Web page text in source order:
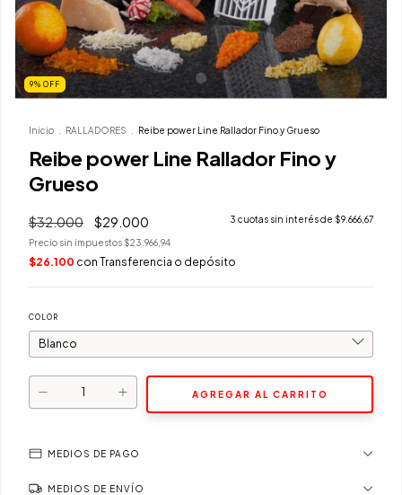
9% OFF
Inicio RALLADORES Reibe power Line Rallador Fino y Grueso
Reibe power Line Rallador Fino y
Grueso
$32.000 $29.000 3 cuotas sin interés de $9.666,67
Precio sin impuestos $23.966,94
$26.100 con Transferencia o depósito
COLOR
MEDIOS DE PAGO
MEDIOS DE ENVÍO